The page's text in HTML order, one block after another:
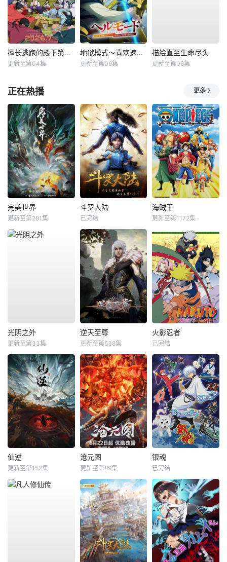
擅长逃跑的殿下第二季
更新至第04集
地狱模式～喜欢速通游戏的玩家在废设定异世界无双～第2季
更新至第06集
描绘直至生命尽头
更新至第06集
正在热播 更多
完美世界
更新至第281集
斗罗大陆
已完结
海贼王
更新至第1172集
光阴之外
更新至第33集
逆天至尊
更新至第538集
火影忍者
已完结
仙逆
更新至第152集
沧元图
更新至第89集
银魂
已完结